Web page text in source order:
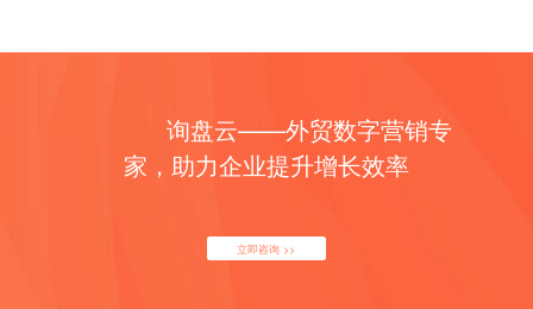
技术和高质量的产品而闻名，其产品主要出口到欧洲
具有竞争力。日本的塑料机械制造商以其创新的技术
和高品质的产品而著称，其产品主要出口到亚洲和其
争力。美国的塑料机械制造商以其先进的技术和高效
制定有效的市场营销策略。 5G路由器海外市场规模
如何？ 随着5G技术的快速发展，5G路由器在海外市
场上的需求也在不断增加。5G路由器作为一种能够
户的青睐。那么，5G路由器在海外市场上的规模如
何呢？ 根据市场调研机构的数据显示，5G路由器在
存在着来自其他国家的激烈竞争对手。这些竞争对手
的产品质量和性能也在不断提升，价格也逐渐具备竞
争力。因此，锅炉企业需要不断提高产品质量、技术
优势。 总的来说，锅炉出口的前景是相对较好的，但
碎裂。 此外，根据吸管的形状和用途，还有一些特殊
根据自己的需求和偏好选择适合的吸管产品。 如有任
何问题，欢迎微信联系我们。 吸管外贸形势如何？出
单地给出一个确定的答案。然而，我们可以通过分析
断发展壮大的同时也面临着一些挑战，如市场竞争激
注度不断提高，宠物用品行业仍然具有广阔的市场前
景。未来，宠物用品行业将继续推出更多创新产品，
满足宠物主人不断增长的需求，并不断适应市场变
根据宠物的种类和年龄段设计，以满足宠物的营养需
模庞大，市场竞争激烈。主要的发动机制造商集中在
欧美和亚洲地区，包括通用汽车、福特、大众、丰
田、本田等知名汽车制造商。 发动机行业的发展趋势
着环保意识的增强，发动机行业在减少尾气排放和提
高燃油效率方面面临着巨大的压力。为了满足环保要
询盘云——外贸数字营销专
家，助力企业提升增长效率
立即咨询 >>